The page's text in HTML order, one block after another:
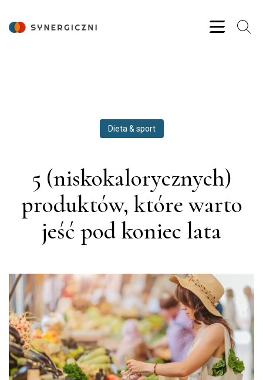
Dieta & sport
5 (niskokalorycznych)
produktów, które warto
jeść pod koniec lata